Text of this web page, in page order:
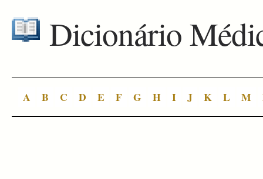
Dicionário
A B C D E F G H I J K L M